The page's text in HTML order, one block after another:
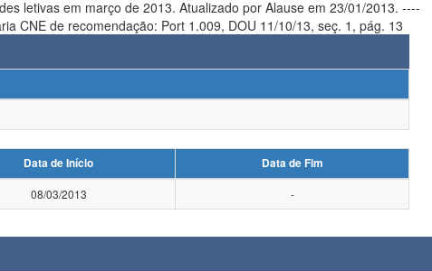
por Alause em 23/01/2013. ----
de recomendação: Port 1.009, DOU 11/10/13, seç. 1, pág. 13
Data de Início
Data de Fim
08/03/2013 -